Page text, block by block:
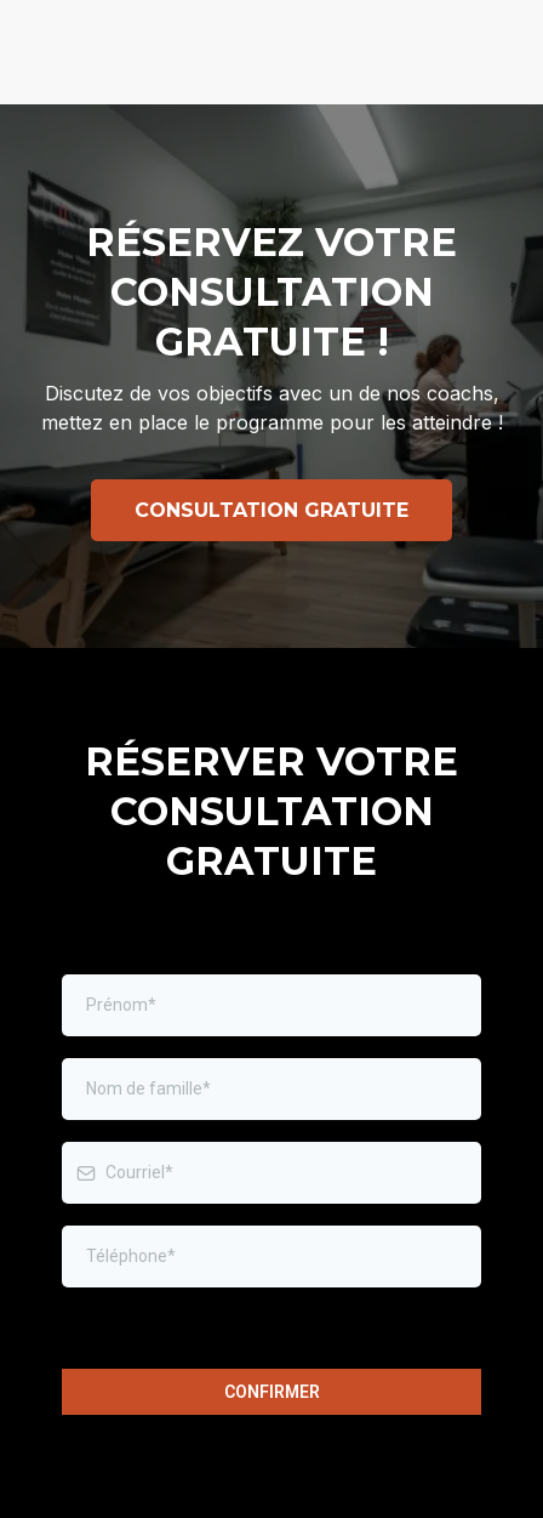
RÉSERVEZ VOTRE
CONSULTATION
GRATUITE !
Discutez de vos objectifs avec un de nos coachs,
mettez en place le programme pour les atteindre !
CONSULTATION GRATUITE
RÉSERVER VOTRE
CONSULTATION
GRATUITE
CONFIRMER